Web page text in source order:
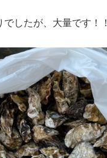
したが、大量です！！